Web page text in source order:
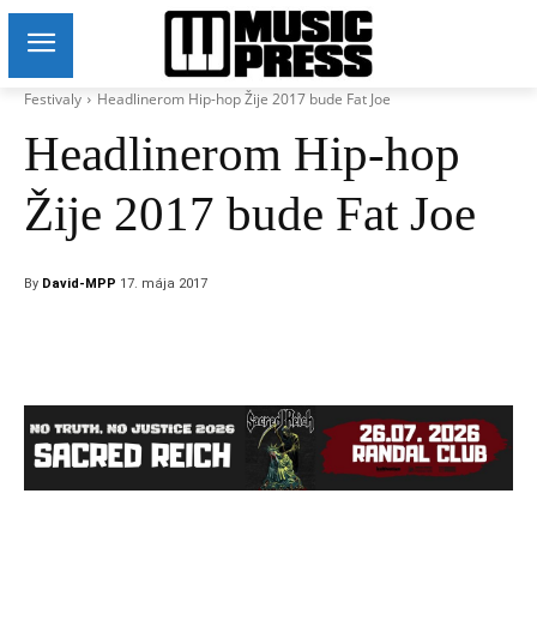
Festivaly Headlinerom Hip-hop Žije 2017 bude Fat Joe
Headlinerom Hip-hop
Žije 2017 bude Fat Joe
By David-MPP 17. mája 2017